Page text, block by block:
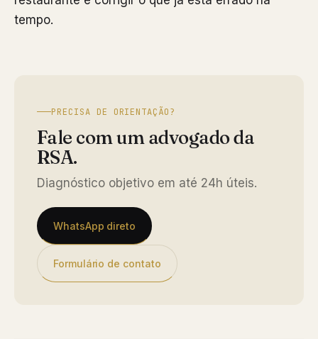
tempo.
PRECISA DE ORIENTAÇÃO?
Fale com um advogado da
RSA.
Diagnóstico objetivo em até 24h úteis.
WhatsApp direto
Formulário de contato